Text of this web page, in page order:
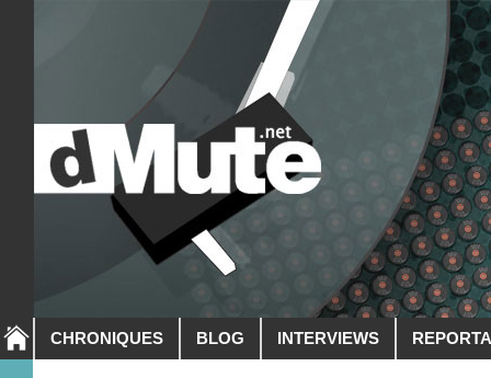
CHRONIQUES BLOG INTERVIEWS